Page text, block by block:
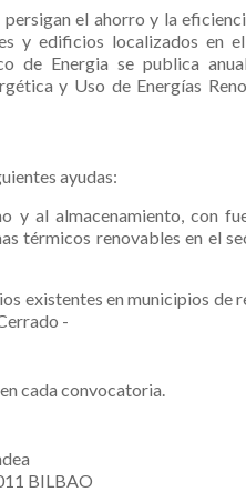
el ahorro y la
y edificios localizados en
de Energia se publica
y Uso de Energías
ayudas:
y al almacenamiento, con
térmicos renovables en el
existentes en municipios de
-
cada convocatoria.
BILBAO